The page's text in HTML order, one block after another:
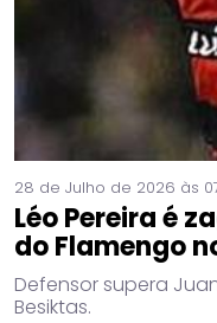
28 de Julho de 2026 às
Léo Pereira é
do Flamengo
Defensor supera
Besiktas.